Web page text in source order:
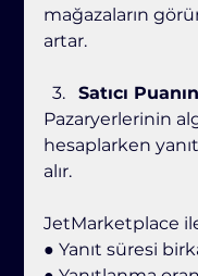
mağazaların
artar.
Satıcı
Pazaryerlerinin
hesaplarken
alır.
JetMarketplace
● Yanıt süresi